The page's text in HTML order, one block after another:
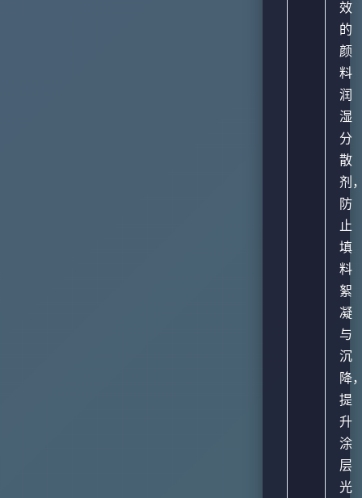
效
的
颜
料
润
湿
分
散
剂
防
止
填
料
絮
凝
与
沉
降
提
升
涂
层
光